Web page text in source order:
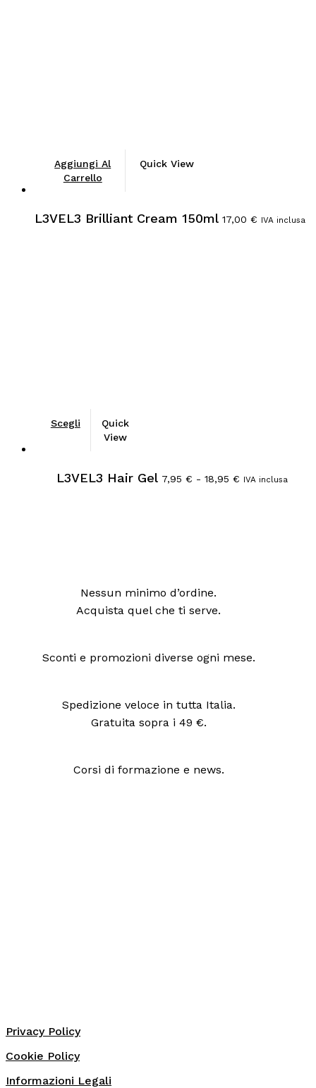
Aggiungi Al
Carrello
Quick View
L3VEL3 Brilliant Cream 150ml 17,00€ IVA inclusa
Scegli
Quick
View
L3VEL3 Hair Gel 7,95 € - 18,95 € di
IVA inclusa
Nessun minimo d’ordine.
Acquista quel che ti serve.
Sconti e promozioni diverse ogni mese.
Spedizione veloce in tutta Italia.
Gratuita sopra i 49 €.
Corsi di formazione e news.
Privacy Policy
Cookie Policy
Informazioni Legali